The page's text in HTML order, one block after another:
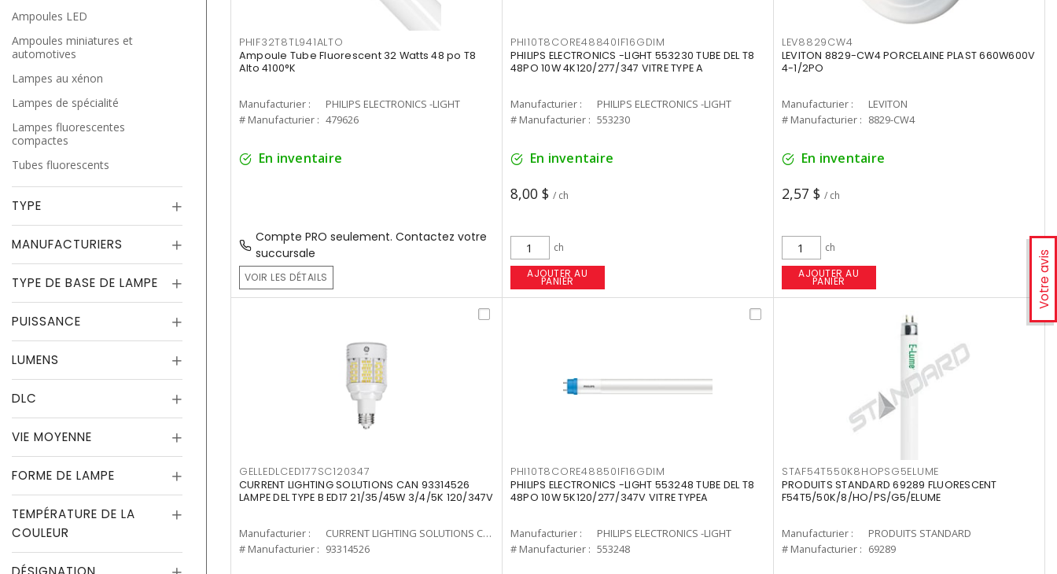
Votre avis
Ampoules LED
Ampoules miniatures et
automotives
Lampes au xénon
Lampes de spécialité
Lampes fluorescentes
compactes
Tubes fluorescents
TYPE
MANUFACTURIERS
TYPE DE BASE DE LAMPE
PUISSANCE
LUMENS
DLC
VIE MOYENNE
FORME DE LAMPE
TEMPÉRATURE DE LA
COULEUR
PHIF32T8TL941ALTO
Ampoule Tube Fluorescent 32 Watts 48 po T8
Alto 4100°K
Manufacturier :
PHILIPS ELECTRONICS -LIGHT
# Manufacturier : 479626
En inventaire
Compte PRO seulement. Contactez votre
succursale
VOIR LES DÉTAILS
PHI10T8CORE48840IF16GDIM
PHILIPS ELECTRONICS -LIGHT 553230 TUBE DEL T8
48PO 10W 4K120/277/347 VITRE TYPE A
Manufacturier :
PHILIPS ELECTRONICS -LIGHT
# Manufacturier : 553230
En inventaire
8,00 $ / ch
ch
AJOUTER AU
PANIER
LEV8829CW4
LEVITON 8829-CW4 PORCELAINE PLAST 660W600V
4-1/2PO
Manufacturier :
LEVITON
# Manufacturier : 8829-CW4
En inventaire
2,57 $ / ch
ch
AJOUTER AU
PANIER
GELLEDLCED177SC120347
CURRENT LIGHTING SOLUTIONS CAN 93314526
LAMPE DEL TYPE B ED17 21/35/45W 3/4/5K 120/347V
Manufacturier :
CURRENT LIGHTING SOLUTIONS CAN
# Manufacturier : 93314526
PHI10T8CORE48850IF16GDIM
PHILIPS ELECTRONICS -LIGHT 553248 TUBE DEL T8
48PO 10W 5K120/277/347V VITRE TYPEA
Manufacturier :
PHILIPS ELECTRONICS -LIGHT
# Manufacturier : 553248
STAF54T550K8HOPSG5ELUME
PRODUITS STANDARD 69289 FLUORESCENT
F54T5/50K/8/HO/PS/G5/ELUME
Manufacturier :
PRODUITS STANDARD
# Manufacturier : 69289